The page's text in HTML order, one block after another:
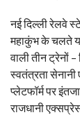
नई दिल्ली रेलवे
महाकुंभ के चलते
वाली तीन ट्रेनों
स्वतंत्रता
प्लेटफॉर्म पर
राजधानी